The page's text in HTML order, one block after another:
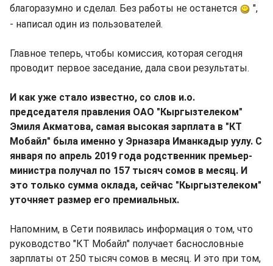
благоразумно и сделал. Без работы не останется
",
- написал один из пользователей.
Главное теперь, чтобы комиссия, которая сегодня
проводит первое заседание, дала свои результаты.
И как уже стало известно, со слов и.о.
председателя правления ОАО "Кыргызтелеком"
Эмиля Акматова, самая высокая зарплата в "КТ
Мобайл" была именно у Эрназара Иманкадыр уулу. С
января по апрель 2019 года родственник премьер-
министра получал по 157 тысяч сомов в месяц. И
это только сумма оклада, сейчас "Кыргызтелеком"
уточняет размер его премиальных.
Напомним, в Сети появилась информация о том, что
руководство "КТ Мобайл" получает баснословные
зарплаты от 250 тысяч сомов в месяц. И это при том,